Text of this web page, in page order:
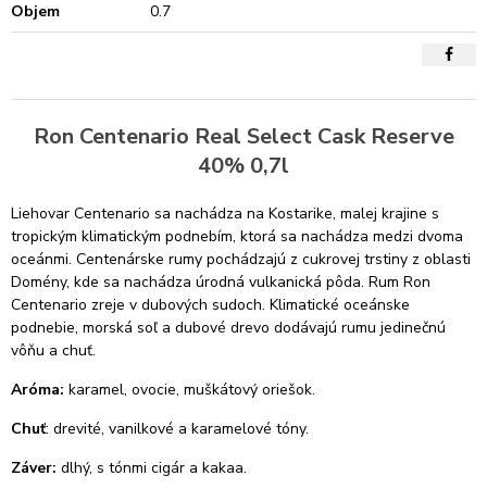
Objem
0.7
Ron Centenario Real Select Cask Reserve
40% 0,7l
Liehovar Centenario sa nachádza na Kostarike, malej krajine s
tropickým klimatickým podnebím, ktorá sa nachádza medzi dvoma
oceánmi. Centenárske rumy pochádzajú z cukrovej trstiny z oblasti
Domény, kde sa nachádza úrodná vulkanická pôda. Rum Ron
Centenario zreje v dubových sudoch. Klimatické oceánske
podnebie, morská soľ a dubové drevo dodávajú rumu jedinečnú
vôňu a chuť.
Aróma: karamel, ovocie, muškátový oriešok.
Chuť: drevité, vanilkové a karamelové tóny.
Záver: dlhý, s tónmi cigár a kakaa.